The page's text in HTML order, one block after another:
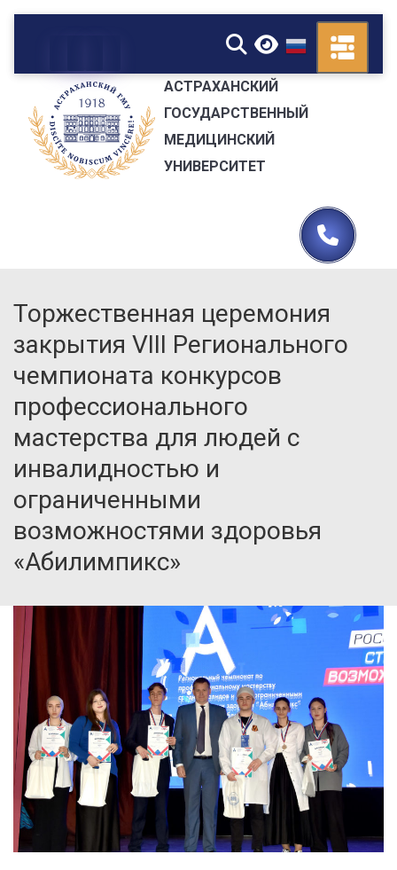
▼
АСТРАХАНСКИЙ
ГОСУДАРСТВЕННЫЙ
МЕДИЦИНСКИЙ
УНИВЕРСИТЕТ
Торжественная церемония
закрытия VIII Регионального
чемпионата конкурсов
профессионального
мастерства для людей с
инвалидностью и
ограниченными
возможностями здоровья
«Абилимпикс»